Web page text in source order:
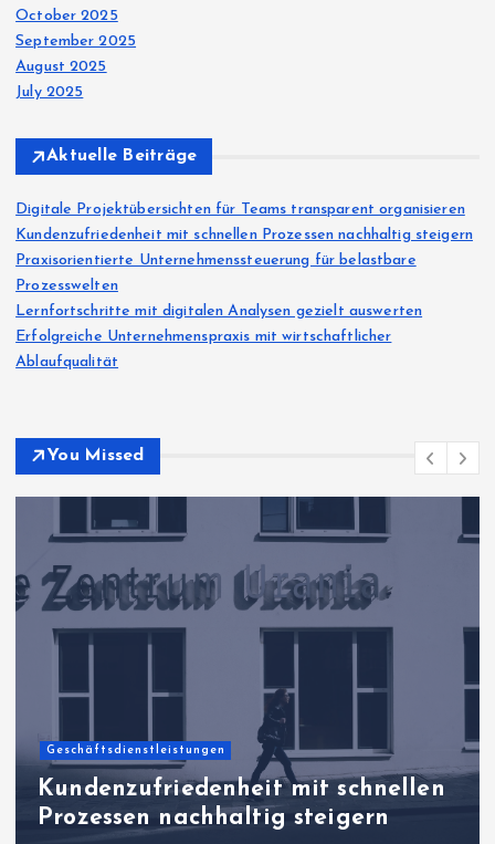
October 2025
September 2025
August 2025
July 2025
Aktuelle Beiträge
Digitale Projektübersichten für Teams transparent organisieren
Kundenzufriedenheit mit schnellen Prozessen nachhaltig steigern
Praxisorientierte Unternehmenssteuerung für belastbare
Prozesswelten
Lernfortschritte mit digitalen Analysen gezielt auswerten
Erfolgreiche Unternehmenspraxis mit wirtschaftlicher
Ablaufqualität
You Missed
Praxisorientierte
Unternehmenssteuerung für
belastbare Prozesswelten